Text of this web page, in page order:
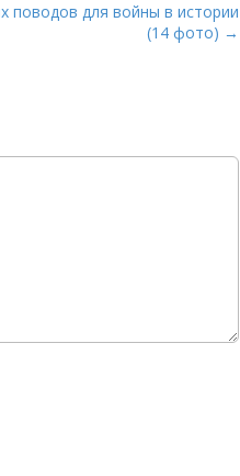
поводов для войны в истории
(14 фото) →